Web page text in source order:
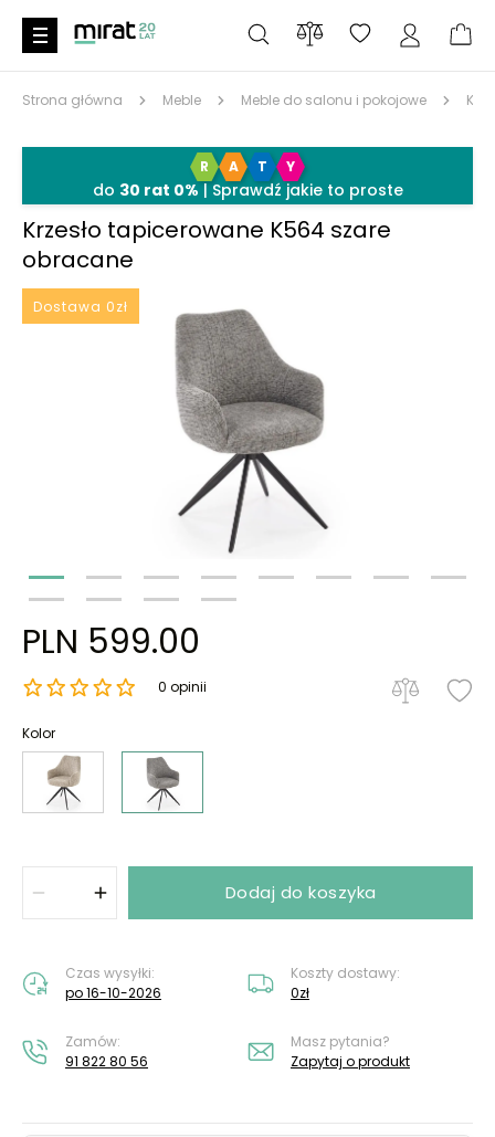
Strona główna Meble Meble do salonu i pokojowe
6%
R A T Y
do 30 rat 0% | Sprawdź jakie to proste
Krzesło tapicerowane K564 szare
obracane
Dostawa 0zł
PLN 599.00
0 opinii
Kolor
Dodaj do koszyka
Czas wysyłki:
po 16-10-2026
Koszty dostawy:
0zł
Zamów:
91 822 80 56
Masz pytania?
Zapytaj o produkt